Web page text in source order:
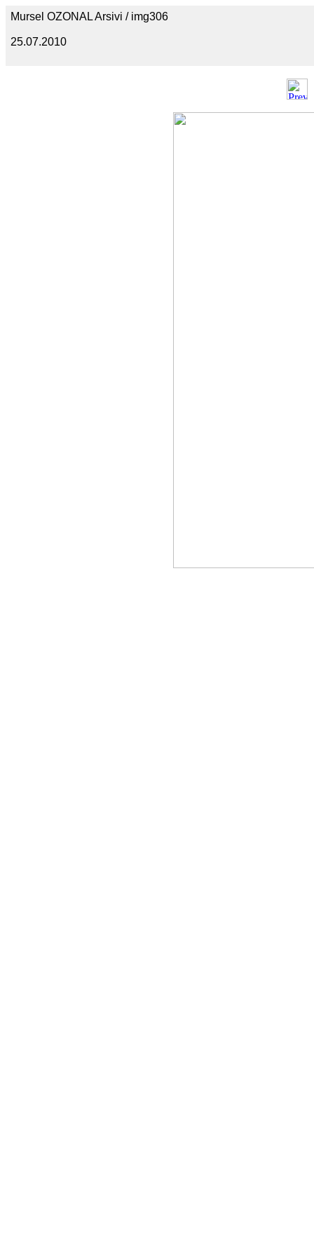
Mursel OZONAL Arsivi / img306
25.07.2010